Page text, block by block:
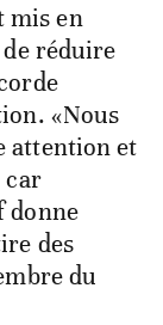
mis en
réduire
«Nous
attention et
car
donne
des
du